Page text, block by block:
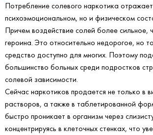
Потребление солевого наркотика
психоэмоциональном, но и физическом
Причем воздействие солей более сильное,
героина. Это относительно недорогое, но
средство доступно для многих. Поэтому
большинство больных среди подростков
солевой зависимости.
Сейчас наркотиков продается не только в
растворов, а также в таблетированной
быстро проникает в организм через
концентрируясь в клеточных стенках, что